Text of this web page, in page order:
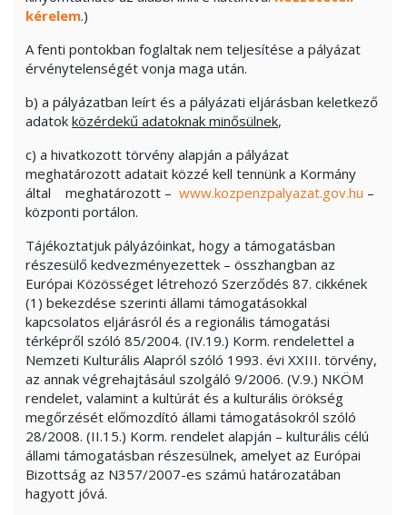
kérelem.)
A fenti pontokban foglaltak nem teljesítése a pályázat
érvénytelenségét vonja maga után.
b) a pályázatban leírt és a pályázati eljárásban keletkező
adatok közérdekű adatoknak minősülnek,
c) a hivatkozott törvény alapján a pályázat
meghatározott adatait közzé kell tennünk a Kormány
által meghatározott – www.kozpenzpalyazat.gov.hu –
központi portálon.
Tájékoztatjuk pályázóinkat, hogy a támogatásban
részesülő kedvezményezettek – összhangban az
Európai Közösséget létrehozó Szerződés 87. cikkének
(1) bekezdése szerinti állami támogatásokkal
kapcsolatos eljárásról és a regionális támogatási
térképről szóló 85/2004. (IV.19.) Korm. rendelettel a
Nemzeti Kulturális Alapról szóló 1993. évi XXIII. törvény,
az annak végrehajtásául szolgáló 9/2006. (V.9.) NKÖM
rendelet, valamint a kultúrát és a kulturális örökség
megőrzését előmozdító állami támogatásokról szóló
28/2008. (II.15.) Korm. rendelet alapján – kulturális célú
állami támogatásban részesülnek, amelyet az Európai
Bizottság az N357/2007-es számú határozatában
hagyott jóvá.